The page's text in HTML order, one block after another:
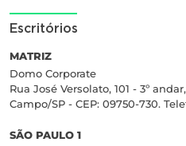
Escritórios
MATRIZ
Domo Corporate
Rua José Versolato, 101 - 3º
Campo/SP - CEP: 09750-730.
SÃO PAULO 1